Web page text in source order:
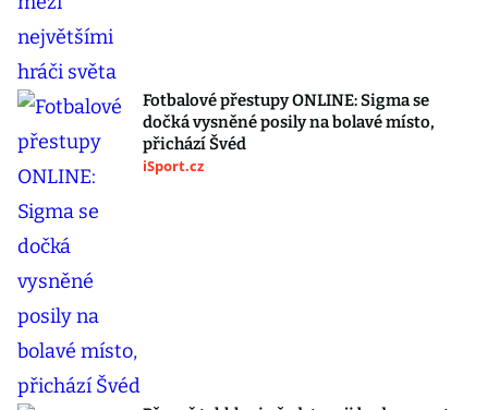
Fotbalové přestupy ONLINE: Sigma se
dočká vysněné posily na bolavé místo,
přichází Švéd
iSport.cz